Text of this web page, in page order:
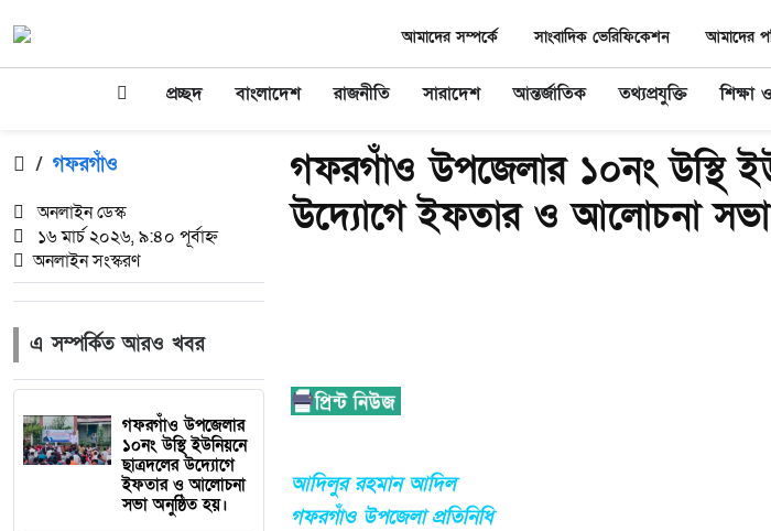
আমাদের সম্পর্কে সাংবাদিক ভেরিফিকেশন আমাদের
প্রচ্ছদ বাংলাদেশ রাজনীতি সারাদেশ আন্তর্জাতিক তথ্যপ্রযুক্তি শিক্ষা
/ গফরগাঁও
অনলাইন ডেস্ক
১৬ মার্চ ২০২৬, ৯:৪০ পূর্বাহ্ন
অনলাইন সংস্করণ
এ সম্পর্কিত আরও খবর
গফরগাঁও উপজেলার
১০নং উস্থি ইউনিয়নে
ছাত্রদলের উদ্যোগে
ইফতার ও আলোচনা
সভা অনুষ্ঠিত হয়।
গফরগাঁও উপজেলার ১০নং উস্থি
উদ্যোগে ইফতার ও আলোচনা সভা
আদিলুর রহমান আদিল
গফরগাঁও উপজেলা প্রতিনিধি